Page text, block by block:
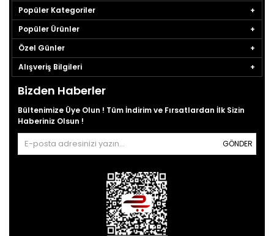
Popüler Kategoriler
Popüler Ürünler
Özel Günler
Alışveriş Bilgileri
Bizden Haberler
Bültenimize Üye Olun ! Tüm İndirim ve Fırsatlardan İlk Sizin
Haberiniz Olsun !
GÖNDER